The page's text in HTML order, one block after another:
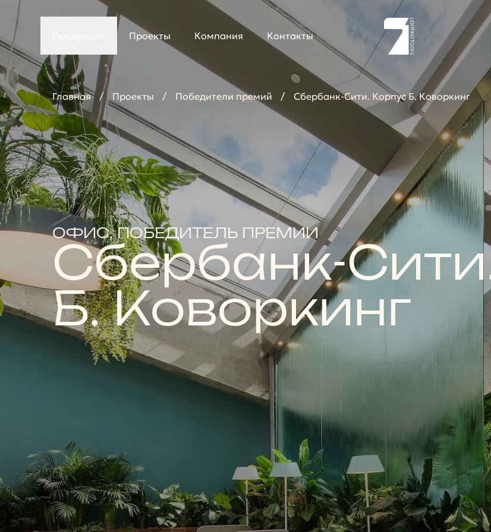
Проекты Компания Контакты
Главная Проекты Победители премий Сбербанк-Сити. Корпус Б. Коворкинг
ОФИС, ПОБЕДИТЕЛЬ ПРЕМИИ
Сбербанк-
Б. Коворкинг